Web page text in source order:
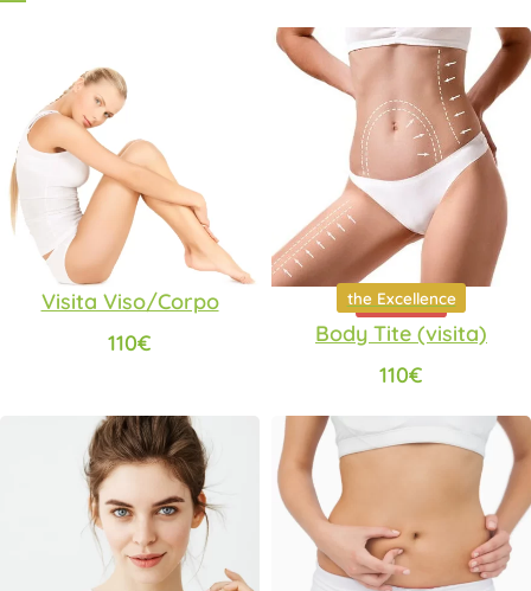
Visita Viso/Corpo
110€
PRENOTA
the Excellence
the Excellence
Body Tite (visita)
110€